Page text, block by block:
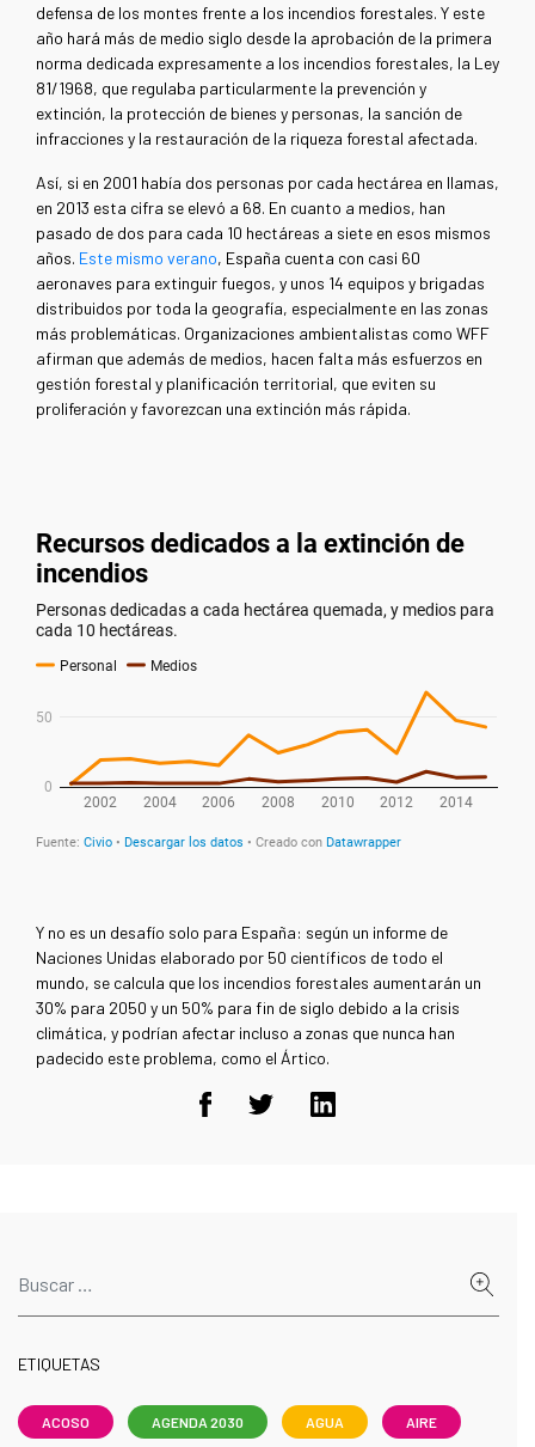
defensa de los montes frente a los incendios forestales. Y este
año hará más de medio siglo desde la aprobación de la primera
norma dedicada expresamente a los incendios forestales, la Ley
81/1968, que regulaba particularmente la prevención y
extinción, la protección de bienes y personas, la sanción de
infracciones y la restauración de la riqueza forestal afectada.
Así, si en 2001 había dos personas por cada hectárea en llamas,
en 2013 esta cifra se elevó a 68. En cuanto a medios, han
pasado de dos para cada 10 hectáreas a siete en esos mismos
años. Este mismo verano, España cuenta con casi 60
aeronaves para extinguir fuegos, y unos 14 equipos y brigadas
distribuidos por toda la geografía, especialmente en las zonas
más problemáticas. Organizaciones ambientalistas como WFF
afirman que además de medios, hacen falta más esfuerzos en
gestión forestal y planificación territorial, que eviten su
proliferación y favorezcan una extinción más rápida.
Y no es un desafío solo para España: según un informe de
Naciones Unidas elaborado por 50 científicos de todo el
mundo, se calcula que los incendios forestales aumentarán un
30% para 2050 y un 50% para fin de siglo debido a la crisis
climática, y podrían afectar incluso a zonas que nunca han
padecido este problema, como el Ártico.
ETIQUETAS
ACOSO AGENDA 2030 AGUA AIRE